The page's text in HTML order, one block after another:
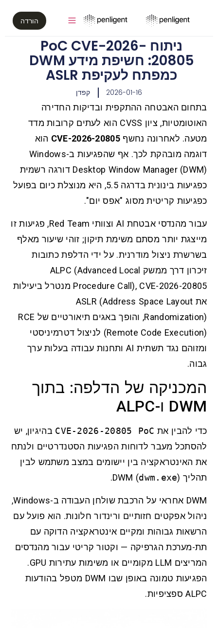
הורדה
ניתוח PoC CVE-2026-
20805: חשיפת מידע DWM
כמפתח לעקיפת ASLR
2026-01-16 קפדן
בתחום האבטחה ההתקפית ובדיקות החדירה
האוטומטיות, ציון CVSS הוא לעתים קרובות מדד
מטעה. לאחרונה נחשףCVE-2026-20805 הוא
דוגמה מובהקת לכך. אף שהפגיעות ב-Windows
Desktop Window Manager (DWM) דורגה רשמית
כפגיעות בינונית בדרגה 5.5, היא מנוצלת כיום בפועל
כפגיעות קריטית מסוג "אפס יום".
עבור מהנדסי אבטחת AI וצוותי Red Team, פגיעות זו
מייצגת יותר מסתם משימת תיקון; זוהי שיעור מאלף
בשרשרת ניצול מודרנית. על ידי הדלפת כתובות
זיכרון דרך ממשק ALPC (Advanced Local
Procedure Call), CVE-2026-20805 מנטרל ביעילות
את ASLR (Address Space Layout
Randomization), והופך באגים תיאורטיים של RCE
(Remote Code Execution) לניצול דטרמיניסטי
ומזוהם נגד תשתית AI ותחנות עבודה בעלות ערך
גבוה.
המכניקה של הדלפה: בתוך
DWM ו-ALPC
כדי להבין את CVE-2026-20805 PoC בהיגיון, יש
להסתכל מעבר לדוחות הפגיעות הסטנדרטיים ולנתח
את האינטראקציה בין יישומים במצב משתמש לבין
תהליך DWM ( dwm.exe).
DWM אחראי על הרכבת שולחן העבודה ב-Windows,
ניהול אפקטים חזותיים ורינדור חלונות. הוא פועל עם
הרשאות גבוהות ומקיים אינטראקציה הדוקה עם
תת-מערכת הגרפיקה — וקטור קריטי עבור מהנדסים
המריצים LLM מקומיים או משימות עתירות GPU.
הפגיעות טמונה באופן שבו DWM מטפל בהודעות
ALPC ספציפיות.